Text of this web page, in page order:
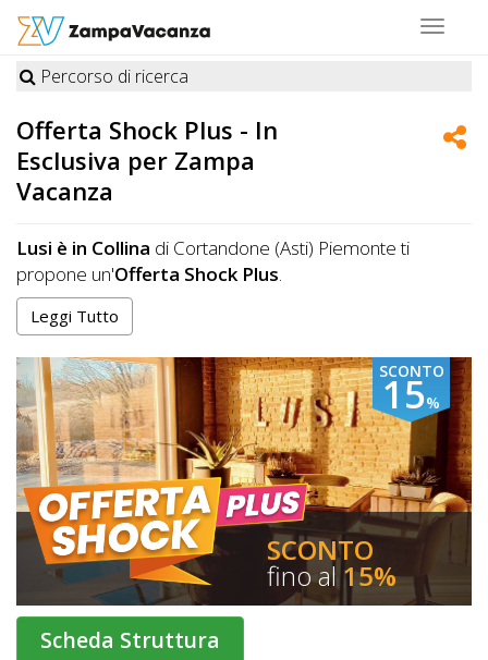
Toggle
STRUTTURE
A
DOG
LUOGHI
A
DOG
OFFERTE
A
DOG
INFO
A
Percorso di ricerca
Offerta Shock Plus - In
Esclusiva per Zampa
Vacanza
Lusi è in Collina di Cortandone (Asti) Piemonte ti
propone un'Offerta Shock Plus
Grazie a Zampa Vacanza puoi usufruire di questo
speciale Pacchetto dedicato a te. L'
la trovi solo su Zampa Vacanza; contatta subito la
struttura.
Leggi Tutto
SCONTO
fino al 15%
SCONTO
15%
Scheda Struttura